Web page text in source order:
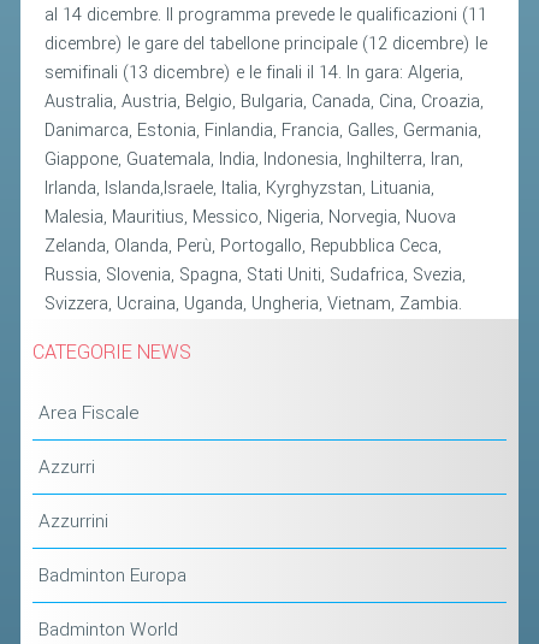
al 14 dicembre. Il programma prevede le qualificazioni (11
dicembre) le gare del tabellone principale (12 dicembre) le
semifinali (13 dicembre) e le finali il 14. In gara: Algeria,
Australia, Austria, Belgio, Bulgaria, Canada, Cina, Croazia,
Danimarca, Estonia, Finlandia, Francia, Galles, Germania,
Giappone, Guatemala, India, Indonesia, Inghilterra, Iran,
Irlanda, Islanda,Israele, Italia, Kyrghyzstan, Lituania,
Malesia, Mauritius, Messico, Nigeria, Norvegia, Nuova
Zelanda, Olanda, Perù, Portogallo, Repubblica Ceca,
Russia, Slovenia, Spagna, Stati Uniti, Sudafrica, Svezia,
Svizzera, Ucraina, Uganda, Ungheria, Vietnam, Zambia.
CATEGORIE NEWS
Area Fiscale
Azzurri
Azzurrini
Badminton Europa
Badminton World
CLASSIFICHE 2013-2020
MODULI
MANIFESTAZIONI SPORTIVE
UFFICIALI DI GARA
RICHIESTA TORNEI
EVENTI SOSTENIBILI
PARA BADMINTON
REGOLAMENTI
ATLETI D'INTERESSE NAZIONALE